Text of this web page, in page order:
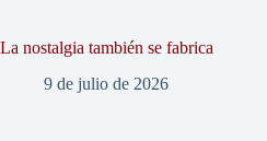
La nostalgia también se fabrica
9 de julio de 2026